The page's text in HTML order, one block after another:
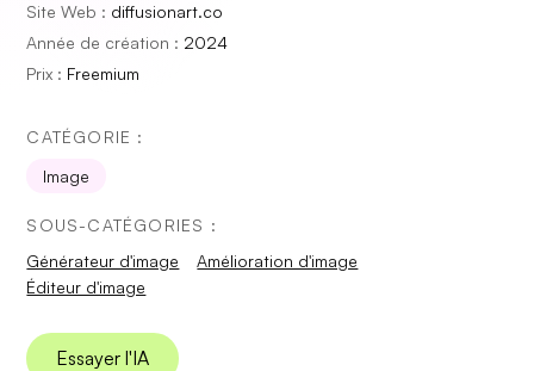
Site Web : diffusionart.co
Année de création : 2024
Prix : Freemium
CATÉGORIE :
Image
SOUS-CATÉGORIES :
Générateur d'image
Amélioration d'image
Éditeur d'image
Essayer l'IA